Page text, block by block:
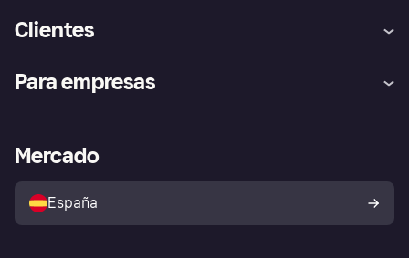
Clientes
Inicio de sesión
Directorio de tiendas
Política de protección al
comprador de Klarna
Reclamaciones
Para empresas
Acceso empresas
Mercado
España